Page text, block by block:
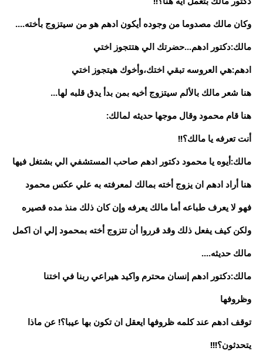
وكان مالك مصدوما من وجوده أيكون ادهم هو من سيتزوج بأخته....
مالك:دكتور ادهم...حضرتك الي هتتجوز اختي
ادهم:هي العروسه تبقي اختك،وأخوك هيتجوز اختي
هنا شعر مالك بالألم سيتزوج أخيه بمن بدأ يدق قلبه لها...
هنا قام محمود وقال موجها حديثه لمالك:
أنت تعرفه يا مالك؟!!
مالك:أيوه يا محمود دكتور ادهم صاحب المستشفي الي بشتغل فيها
هنا أراد ادهم ان يزوج أخته بمالك لمعرفته به علي عكس محمود
فهو لا يعرف طباعه أما مالك يعرفه وإن كان ذلك منذ مده قصيره
ولكن كيف يفعل ذلك وقد قرروا أن تتزوج أخته بمحمود إلي ان اكمل
مالك حديثه....
مالك:دكتور ادهم إنسان محترم واكيد هيراعي ربنا في اختنا
وظروفها
توقف ادهم عند كلمه ظروفها ايعقل ان تكون بها عيبا؟! عن ماذا
يتحدثون؟!!!